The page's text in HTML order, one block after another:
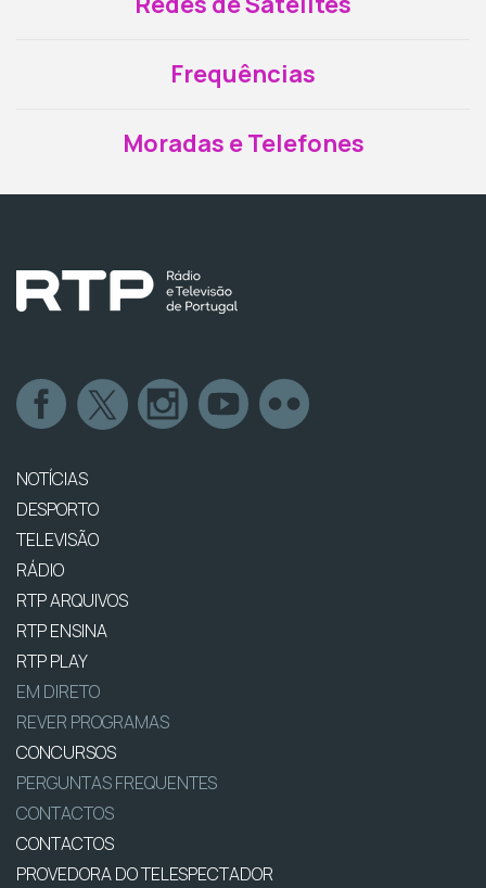
Frequências
Moradas e Telefones
NOTÍCIAS
DESPORTO
TELEVISÃO
RÁDIO
RTP ARQUIVOS
RTP ENSINA
RTP PLAY
EM DIRETO
REVER PROGRAMAS
CONCURSOS
PERGUNTAS FREQUENTES
CONTACTOS
CONTACTOS
PROVEDORA DO TELESPECTADOR